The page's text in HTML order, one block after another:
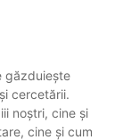
găzduiește
cercetării.
noștri, cine și
cine și cum